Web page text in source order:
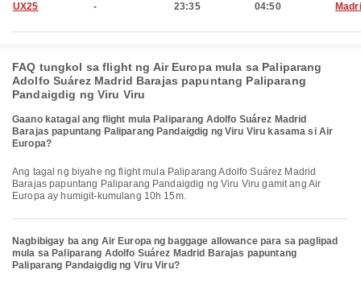
UX25 - 23:35 04:50
FAQ tungkol sa flight ng Air Europa mula sa Paliparang
Adolfo Suárez Madrid Barajas papuntang Paliparang
Pandaigdig ng Viru Viru
Gaano katagal ang flight mula Paliparang Adolfo Suárez Madrid
Barajas papuntang Paliparang Pandaigdig ng Viru Viru kasama si Air
Europa?
Ang tagal ng biyahe ng flight mula Paliparang Adolfo Suárez Madrid
Barajas papuntang Paliparang Pandaigdig ng Viru Viru gamit ang Air
Europa ay humigit-kumulang 10h 15m.
Nagbibigay ba ang Air Europa ng baggage allowance para sa paglipad
mula sa Paliparang Adolfo Suárez Madrid Barajas papuntang
Paliparang Pandaigdig ng Viru Viru?